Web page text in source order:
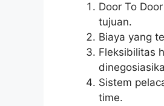
Door To
tujuan.
Biaya yang
Fleksibilitas
Sistem
time.